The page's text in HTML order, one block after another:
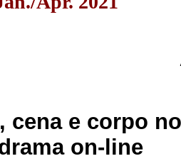
cena e corpo no
on-line